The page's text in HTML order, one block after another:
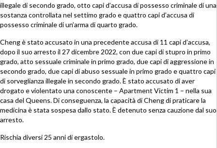
illegale di secondo grado, otto capi d’accusa di possesso criminale di una
sostanza controllata nel settimo grado e quattro capi d’accusa di
possesso criminale di un’arma di quarto grado.
Cheng è stato accusato in una precedente accusa di 11 capi d’accusa,
dopo il suo arresto il 27 dicembre 2022, con due capi di stupro in primo
grado, atto sessuale criminale in primo grado, due capi di aggressione in
secondo grado, due capi di abuso sessuale in primo grado e quattro capi
di sorveglianza illegale in secondo grado. È stato accusato di aver
drogato e violentato una conoscente – Apartment Victim 1 – nella sua
casa del Queens. Di conseguenza, la capacità di Cheng di praticare la
medicina è stata sospesa dallo stato. È detenuto senza cauzione dal suo
arresto.
Rischia diversi 25 anni di ergastolo.